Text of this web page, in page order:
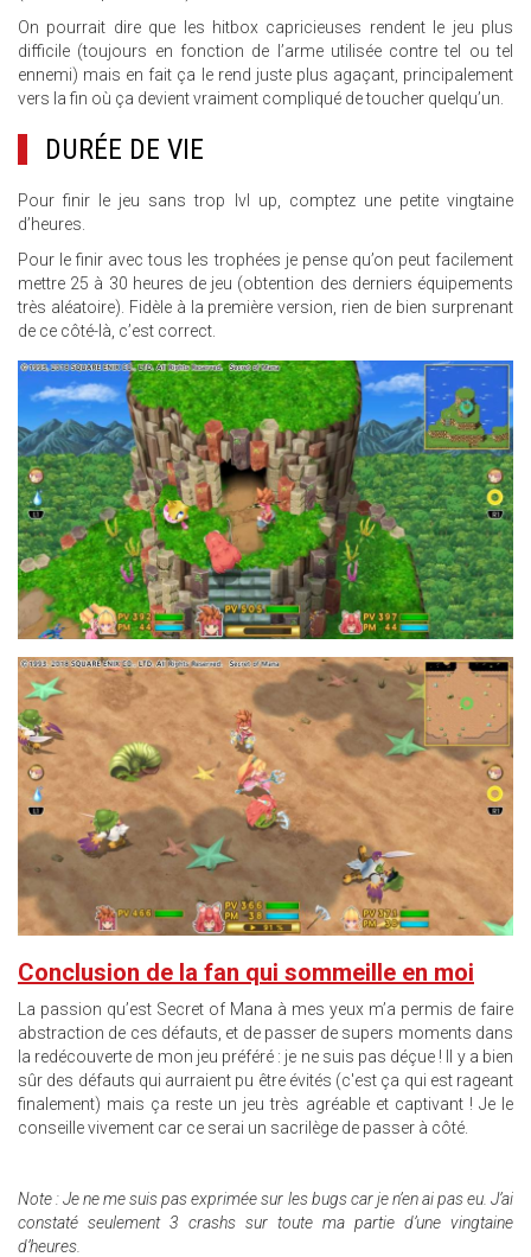
On pourrait dire que les hitbox capricieuses rendent le jeu plus
difficile (toujours en fonction de l’arme utilisée contre tel ou tel
ennemi) mais en fait ça le rend juste plus agaçant, principalement
vers la fin où ça devient vraiment compliqué de toucher quelqu’un.
DURÉE DE VIE
Pour finir le jeu sans trop lvl up, comptez une petite vingtaine
d’heures.
Pour le finir avec tous les trophées je pense qu’on peut facilement
mettre 25 à 30 heures de jeu (obtention des derniers équipements
très aléatoire). Fidèle à la première version, rien de bien surprenant
de ce côté-là, c’est correct.
16.JPG
14.JPG
Conclusion de la fan qui sommeille en moi
La passion qu’est Secret of Mana à mes yeux m’a permis de faire
abstraction de ces défauts, et de passer de supers moments dans
la redécouverte de mon jeu préféré : je ne suis pas déçue ! Il y a bien
sûr des défauts qui aurraient pu être évités (c'est ça qui est rageant
finalement) mais ça reste un jeu très agréable et captivant ! Je le
conseille vivement car ce serai un sacrilège de passer à côté.
Note : Je ne me suis pas exprimée sur les bugs car je n’en ai pas eu. J’ai
constaté seulement 3 crashs sur toute ma partie d’une vingtaine
d’heures.